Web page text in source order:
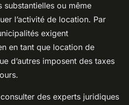
substantielles ou même
l’activité de location. Par
exigent
en tant que location de
d’autres imposent des taxes
des experts juridiques